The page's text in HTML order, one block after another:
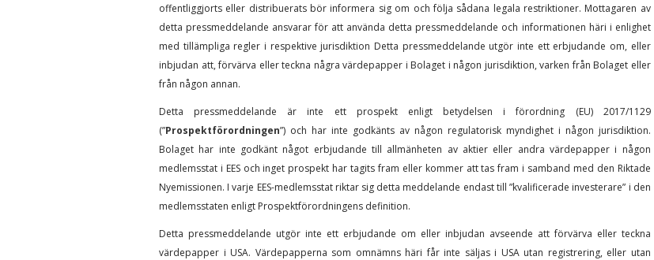
offentliggjorts eller distribuerats bör informera sig om och följa sådana legala restriktioner. Mottagaren av
detta pressmeddelande ansvarar för att använda detta pressmeddelande och informationen häri i enlighet
med tillämpliga regler i respektive jurisdiktion Detta pressmeddelande utgör inte ett erbjudande om, eller
inbjudan att, förvärva eller teckna några värdepapper i Bolaget i någon jurisdiktion, varken från Bolaget eller
från någon annan.
Detta pressmeddelande är inte ett prospekt enligt betydelsen i förordning (EU) 2017/1129
(”Prospektförordningen”) och har inte godkänts av någon regulatorisk myndighet i någon jurisdiktion.
Bolaget har inte godkänt något erbjudande till allmänheten av aktier eller andra värdepapper i någon
medlemsstat i EES och inget prospekt har tagits fram eller kommer att tas fram i samband med den Riktade
Nyemissionen. I varje EES-medlemsstat riktar sig detta meddelande endast till ”kvalificerade investerare” i den
medlemsstaten enligt Prospektförordningens definition.
Detta pressmeddelande utgör inte ett erbjudande om eller inbjudan avseende att förvärva eller teckna
värdepapper i USA. Värdepapperna som omnämns häri får inte säljas i USA utan registrering, eller utan